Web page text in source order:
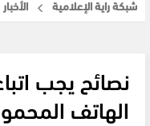
شبكة راية الإعلامية الأخبار
نصائح يجب
الهاتف